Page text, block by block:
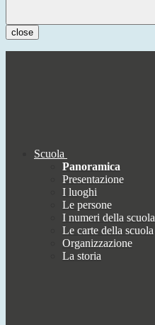
close
Scuola
Panoramica
Presentazione
I luoghi
Le persone
I numeri della scuola
Le carte della scuola
Organizzazione
La storia